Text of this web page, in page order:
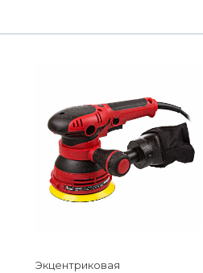
Экцентриковая